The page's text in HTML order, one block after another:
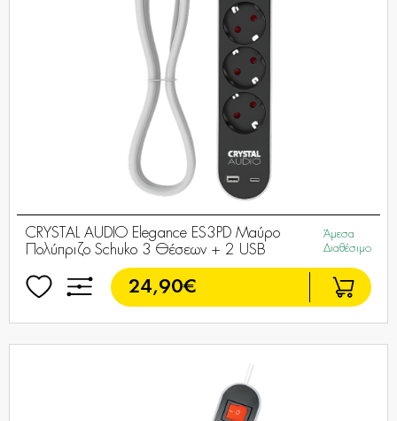
CRYSTAL AUDIO Elegance ES3PD Μαύρο
Πολύπριζο Schuko 3 Θέσεων + 2 USB
Άμεσα
Διαθέσιμο
24,90€